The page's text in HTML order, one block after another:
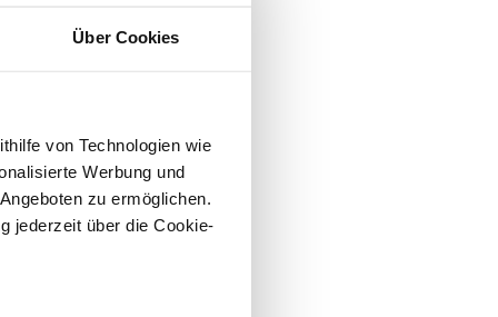
Über Cookies
von Technologien wie
Werbung und
zu ermöglichen.
jederzeit über die Cookie-